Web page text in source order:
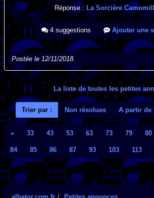
Réponse : La Sorcière
4 suggestions Ajouter une
Postée le 12/11/2018.
La liste de toutes les petites
Trier par : Non résolues A partir de
« 33 43 53 63 73 79 80
84 85 86 87 93 103 113